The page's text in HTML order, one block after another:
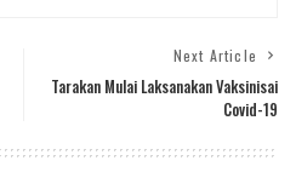
Next Article
Tarakan Mulai Laksanakan Vaksinisai
Covid-19